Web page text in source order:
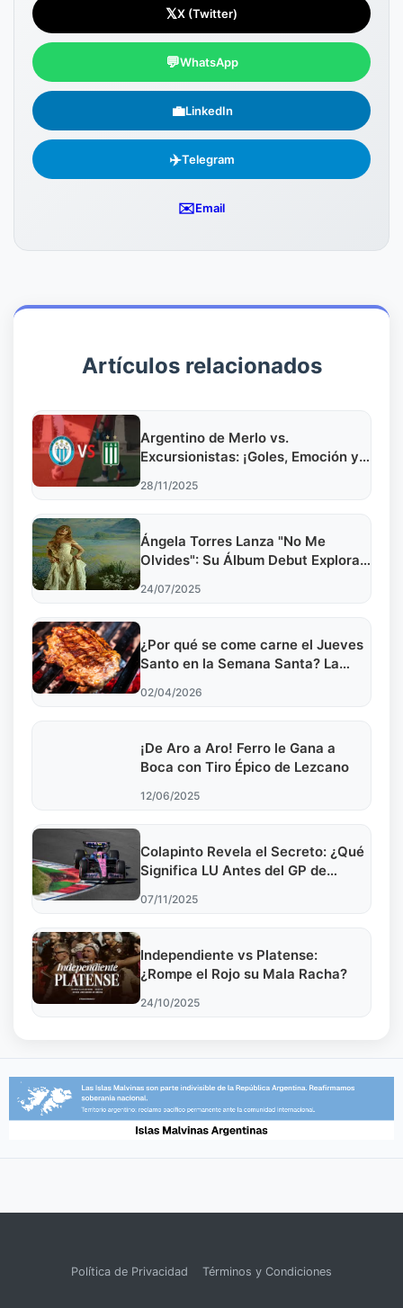
𝕏X (Twitter)
💬WhatsApp
💼LinkedIn
✈️Telegram
✉️Email
Artículos relacionados
Argentino de Merlo vs.
Excursionistas: ¡Goles, Emoción y
28/11/2025
Ángela Torres Lanza "No Me
Olvides": Su Álbum Debut Explora
24/07/2025
¿Por qué se come carne el Jueves
Santo en la Semana Santa? La
02/04/2026
¡De Aro a Aro! Ferro le Gana a
Boca con Tiro Épico de Lezcano
12/06/2025
Colapinto Revela el Secreto: ¿Qué
Significa LU Antes del GP de
07/11/2025
Independiente vs Platense:
¿Rompe el Rojo su Mala Racha?
24/10/2025
Política de Privacidad Términos y Condiciones